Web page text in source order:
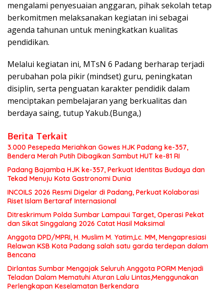
mengalami penyesuaian anggaran, pihak sekolah tetap
berkomitmen melaksanakan kegiatan ini sebagai
agenda tahunan untuk meningkatkan kualitas
pendidikan.
Melalui kegiatan ini, MTsN 6 Padang berharap terjadi
perubahan pola pikir (mindset) guru, peningkatan
disiplin, serta penguatan karakter pendidik dalam
menciptakan pembelajaran yang berkualitas dan
berdaya saing, tutup Yakub.(Bunga,)
Berita Terkait
3.000 Pesepeda Meriahkan Gowes HJK Padang ke-357,
Bendera Merah Putih Dibagikan Sambut HUT ke-81 RI
Padang Bajamba HJK ke-357, Perkuat Identitas Budaya dan
Tekad Menuju Kota Gastronomi Dunia
INCOILS 2026 Resmi Digelar di Padang, Perkuat Kolaborasi
Riset Islam Bertaraf Internasional
Ditreskrimum Polda Sumbar Lampaui Target, Operasi Pekat
dan Sikat Singgalang 2026 Catat Hasil Maksimal
Anggota DPD/MPRI, H. Muslim M. Yatim,Lc. MM, Mengapresiasi
Relawan KSB Kota Padang salah satu garda terdepan dalam
Bencana
Dirlantas Sumbar Mengajak Seluruh Anggota PORM Menjadi
Teladan Dalam Mematuhi Aturan Lalu Lintas,Menggunakan
Perlengkapan Keselamatan Berkendara